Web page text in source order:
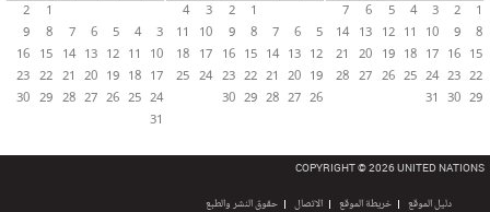
1
2
3
4
5
6
7
8
9
10
11
12
13
14
15
16
17
18
19
20
21
22
23
24
25
26
27
28
29
30
31
1
2
3
4
5
6
7
8
9
10
11
12
13
14
15
16
17
18
19
20
21
22
23
24
25
26
27
28
29
30
1
2
3
4
5
6
7
8
9
10
11
12
13
14
15
16
17
18
19
20
21
22
23
24
25
26
27
28
29
30
31
COPYRIGHT © 2026 UNITED NATIONS
دليل الموقع خريطة الموقع الاتصال حقوق النشر والطبع